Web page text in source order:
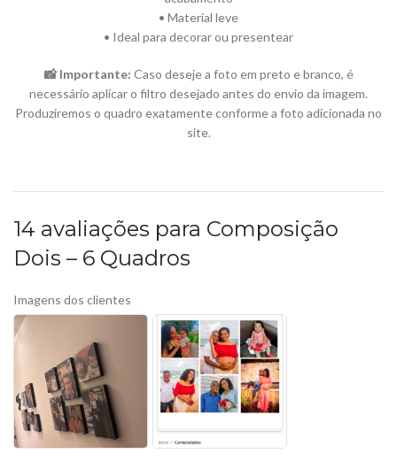
• Material leve
• Ideal para decorar ou presentear
📸 Importante: Caso deseje a foto em preto e branco, é
necessário aplicar o filtro desejado antes do envio da imagem.
Produziremos o quadro exatamente conforme a foto adicionada no
site.
14 avaliações para Composição
Dois – 6 Quadros
Imagens dos clientes